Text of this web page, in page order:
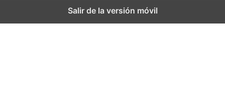
Salir de la versión móvil